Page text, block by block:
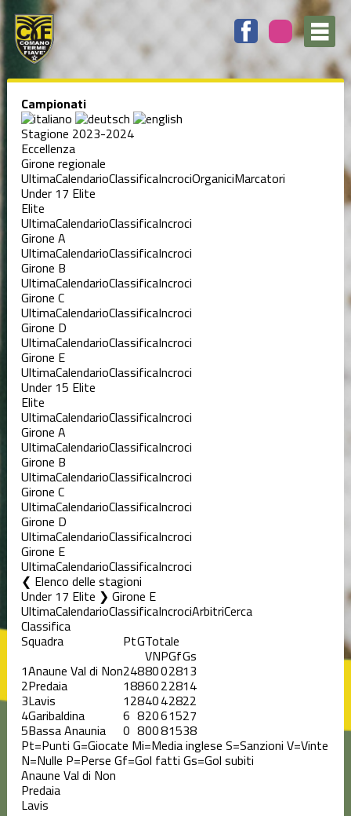
Campionati
Stagione 2023-2024
Eccellenza
Girone regionale
UltimaCalendarioClassificaIncrociOrganiciMarcatori
Under 17 Elite
Elite
UltimaCalendarioClassificaIncroci
Girone A
UltimaCalendarioClassificaIncroci
Girone B
UltimaCalendarioClassificaIncroci
Girone C
UltimaCalendarioClassificaIncroci
Girone D
UltimaCalendarioClassificaIncroci
Girone E
UltimaCalendarioClassificaIncroci
Under 15 Elite
Elite
UltimaCalendarioClassificaIncroci
Girone A
UltimaCalendarioClassificaIncroci
Girone B
UltimaCalendarioClassificaIncroci
Girone C
UltimaCalendarioClassificaIncroci
Girone D
UltimaCalendarioClassificaIncroci
Girone E
UltimaCalendarioClassificaIncroci
Elenco delle stagioni
Under 17 Elite ❯ Girone E
UltimaCalendarioClassificaIncrociArbitriCerca
Classifica
Squadra PtGTotale
VNPGfGs
1Anaune Val di Non2488002813
2Predaia 1886022814
3Lavis 1284042822
4Garibaldina 6 82061527
5Bassa Anaunia 0 80081538
Pt=Punti G=Giocate Mi=Media inglese S=Sanzioni V=Vinte
N=Nulle P=Perse Gf=Gol fatti Gs=Gol subiti
Anaune Val di Non
Predaia
Lavis